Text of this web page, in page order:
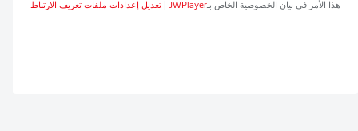
هذا الأمر في بيان الخصوصية الخاص بـJWPlayer تعديل إعدادات ملفات تعريف الارتباط